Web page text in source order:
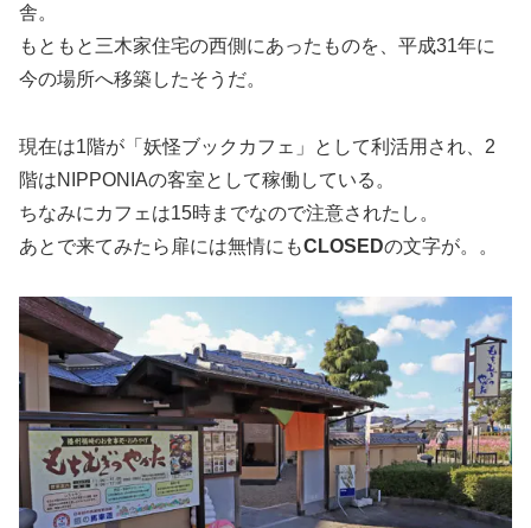
舎。
もともと三木家住宅の西側にあったものを、平成31年に
今の場所へ移築したそうだ。
現在は1階が「妖怪ブックカフェ」として利活用され、2
階はNIPPONIAの客室として稼働している。
ちなみにカフェは15時までなので注意されたし。
あとで来てみたら扉には無情にもCLOSEDの文字が。。